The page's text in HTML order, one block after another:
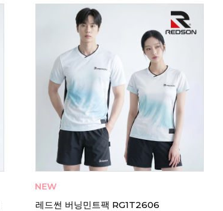
레드썬 버닝민트팩 RG1T2606